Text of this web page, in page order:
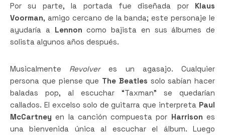
Por su parte, la portada fue diseñada por Klaus
Voorman, amigo cercano de la banda; este personaje le
ayudaría a Lennon como bajista en sus álbumes de
solista algunos años después.
Musicalmente Revolveres un agasajo. Cualquier
persona que piense que The Beatles solo sabían hacer
baladas pop, al escuchar “Taxman” se quedarían
callados. El excelso solo de guitarra que interpreta Paul
McCartney en la canción compuesta por Harrison es
una bienvenida única al escuchar el álbum. Luego